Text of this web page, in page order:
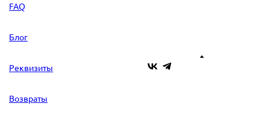
FAQ
Блог
Реквизиты
Возвраты